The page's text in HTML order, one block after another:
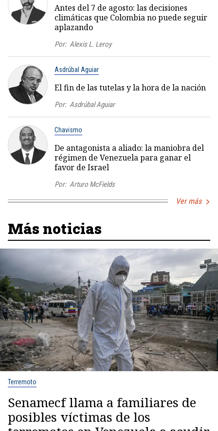
Antes del 7 de agosto: las decisiones
climáticas que Colombia no puede seguir
aplazando
Por: Alexis L. Leroy
Asdrúbal Aguiar
El fin de las tutelas y la hora de la nación
Por: Asdrúbal Aguiar
Chavismo
De antagonista a aliado: la maniobra del
régimen de Venezuela para ganar el
favor de Israel
Por: Arturo McFields
Ver más
Más noticias
Terremoto
Senamecf llama a familiares de
posibles víctimas de los